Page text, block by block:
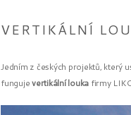
VERTIKÁLNÍ
Jedním z českých projektů, který
fungujevertikální louka firmy